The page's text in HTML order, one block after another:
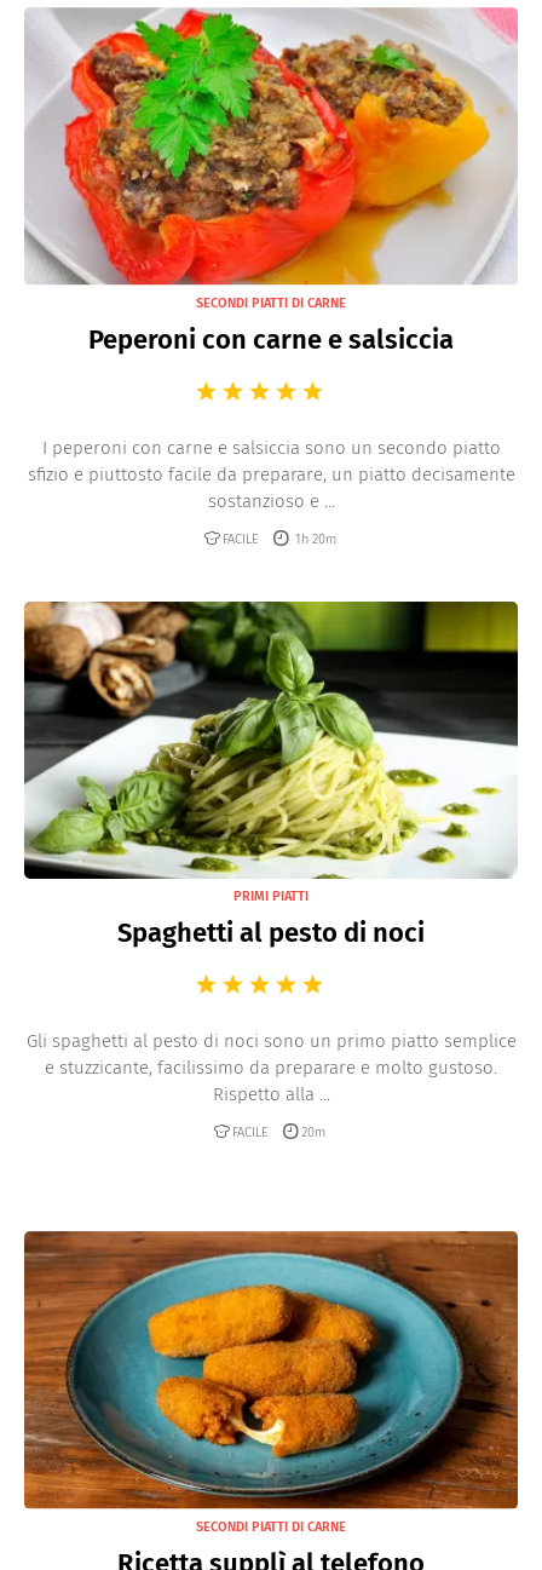
SECONDI PIATTI DI CARNE
Peperoni con carne e salsiccia
I peperoni con carne e salsiccia sono un secondo piatto
sfizio e piuttosto facile da preparare, un piatto decisamente
sostanzioso e ...
FACILE 1h 20m
PRIMI PIATTI
Spaghetti al pesto di noci
Gli spaghetti al pesto di noci sono un primo piatto semplice
e stuzzicante, facilissimo da preparare e molto gustoso.
Rispetto alla ...
FACILE 20m
SECONDI PIATTI DI CARNE
Ricetta supplì al telefono